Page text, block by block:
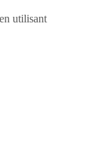
utilisant